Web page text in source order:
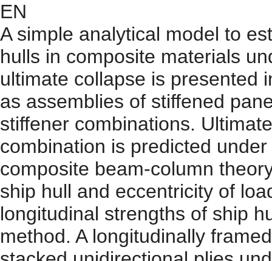
EN
A simple analytical model to
hulls in composite materials
ultimate collapse is presented
as assemblies of stiffened
stiffener combinations.
combination is predicted
composite beam-column
ship hull and eccentricity of
longitudinal strengths of ship
method. A longitudinally